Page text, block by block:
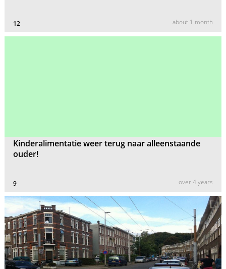
12 about 1 month
Kinderalimentatie weer terug naar alleenstaande
ouder!
9 over 4 years